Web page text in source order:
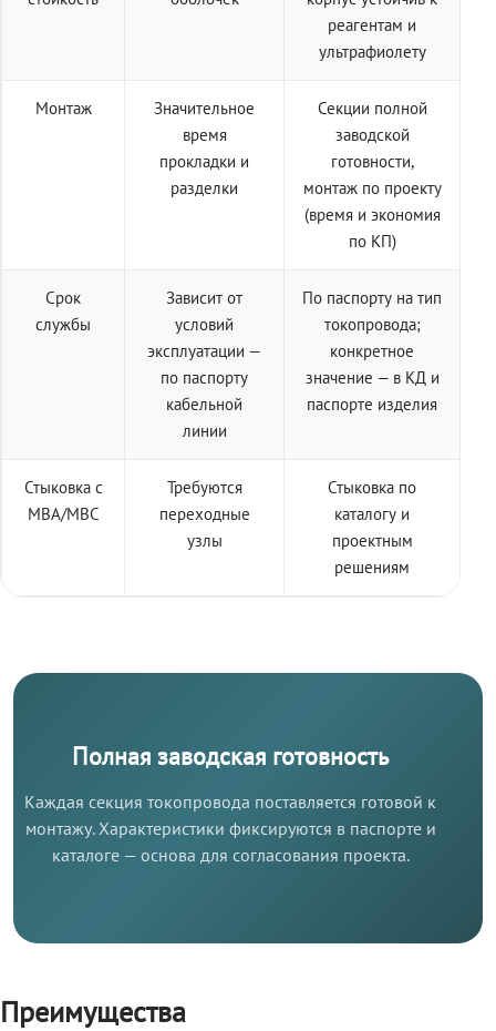
реагентам и
ультрафиолету
Монтаж
Значительное
время
прокладки и
разделки
Секции полной
заводской
готовности,
монтаж по проекту
(время и экономия
по КП)
Срок
службы
Зависит от
условий
эксплуатации —
по паспорту
кабельной
линии
По паспорту на тип
токопровода;
конкретное
значение — в КД и
паспорте изделия
Стыковка с
МВА/МВС
Требуются
переходные
узлы
Стыковка по
каталогу и
проектным
решениям
Полная заводская готовность
Каждая секция токопровода поставляется готовой к
монтажу. Характеристики фиксируются в паспорте и
каталоге — основа для согласования проекта.
Преимущества